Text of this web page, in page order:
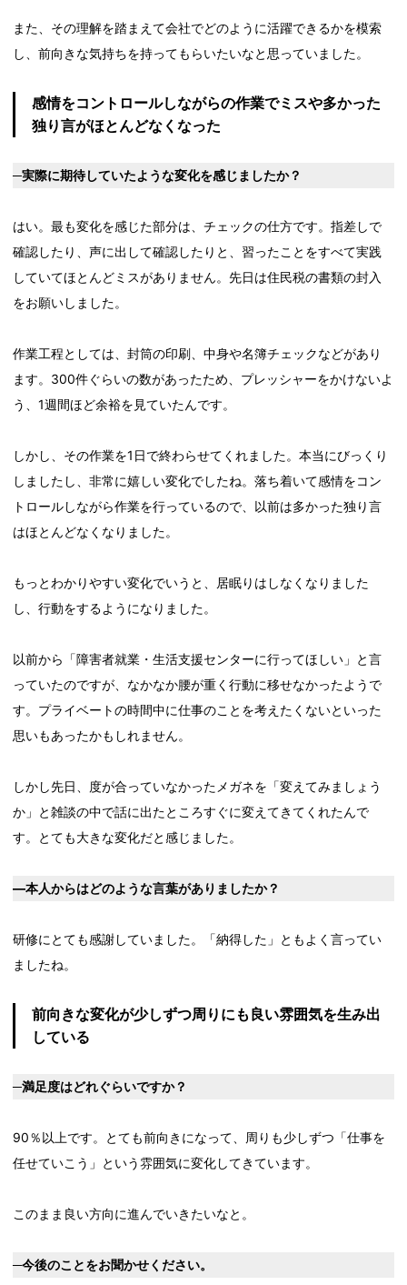
また、その理解を踏まえて会社でどのように活躍できるかを模索
し、前向きな気持ちを持ってもらいたいなと思っていました。
感情をコントロールしながらの作業でミスや多かった
独り言がほとんどなくなった
─実際に期待していたような変化を感じましたか？
はい。最も変化を感じた部分は、チェックの仕方です。指差しで
確認したり、声に出して確認したりと、習ったことをすべて実践
していてほとんどミスがありません。先日は住民税の書類の封入
をお願いしました。
作業工程としては、封筒の印刷、中身や名簿チェックなどがあり
ます。300件ぐらいの数があったため、プレッシャーをかけないよ
う、1週間ほど余裕を見ていたんです。
しかし、その作業を1日で終わらせてくれました。本当にびっくり
しましたし、非常に嬉しい変化でしたね。落ち着いて感情をコン
トロールしながら作業を行っているので、以前は多かった独り言
はほとんどなくなりました。
もっとわかりやすい変化でいうと、居眠りはしなくなりました
し、行動をするようになりました。
以前から「障害者就業・生活支援センターに行ってほしい」と言
っていたのですが、なかなか腰が重く行動に移せなかったようで
す。プライベートの時間中に仕事のことを考えたくないといった
思いもあったかもしれません。
しかし先日、度が合っていなかったメガネを「変えてみましょう
か」と雑談の中で話に出たところすぐに変えてきてくれたんで
す。とても大きな変化だと感じました。
―本人からはどのような言葉がありましたか？
研修にとても感謝していました。「納得した」ともよく言ってい
ましたね。
前向きな変化が少しずつ周りにも良い雰囲気を生み出
している
─満足度はどれぐらいですか？
90％以上です。とても前向きになって、周りも少しずつ「仕事を
任せていこう」という雰囲気に変化してきています。
このまま良い方向に進んでいきたいなと。
─今後のことをお聞かせください。